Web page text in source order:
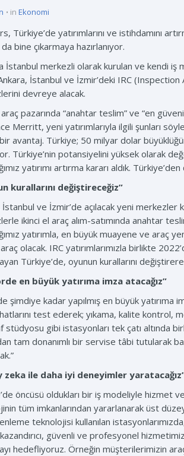
in Ekonomi
Türkiye’de yatırımlarını ve istihdamını
da bine çıkarmaya hazırlanıyor.
İstanbul merkezli olarak kurulan ve kendi iş
Ankara, İstanbul ve İzmir’deki IRC
devreye alacak.
pazarında “anahtar teslim” ve “en
Merritt, yeni yatırımlarıyla ilgili şunları
avantaj. Türkiye; 50 milyar dolar
Türkiye’nin potansiyelini yüksek olarak
yatırımı artırma kararı aldık.
kurallarını değiştireceğiz”
İstanbul ve İzmir’de açılacak yeni
ikinci el araç alım-satımında anahtar
yatırımla, en büyük muayene ve araç
olacak. IRC yatırımlarımızla birlikte
Türkiye’de, oyunun kurallarını
en büyük yatırıma imza atacağız”
şimdiye kadar yapılmış en büyük
test ederek; yıkama, kalite kontrol,
gibi istasyonları tek çatı altında
tam donanımlı bir servise tâbi tutularak
zeka ile daha iyi deneyimler
öncüsü oldukları bir iş modeliyle
tüm imkanlarından yararlanarak üst
teknolojisi kullanılan
güvenli ve profesyonel
hedefliyoruz. Örneğin müşterilerimizin